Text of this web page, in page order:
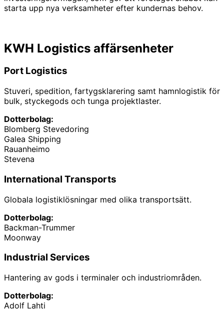
starta upp nya verksamheter efter kundernas behov.
KWH Logistics affärsenheter
Port Logistics
Stuveri, spedition, fartygsklarering samt hamnlogistik för
bulk, styckegods och tunga projektlaster.
Dotterbolag:
Blomberg Stevedoring
Galea Shipping
Rauanheimo
Stevena
International Transports
Globala logistiklösningar med olika transportsätt.
Dotterbolag:
Backman-Trummer
Moonway
Industrial Services
Hantering av gods i terminaler och industriområden.
Dotterbolag:
Adolf Lahti